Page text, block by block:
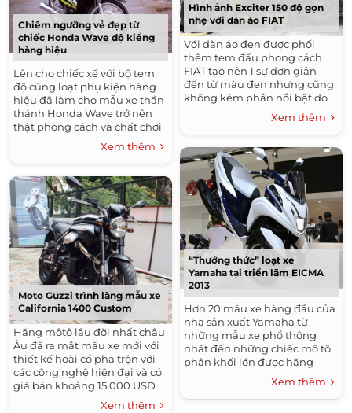
Chiêm ngưỡng vẻ đẹp từ
chiếc Honda Wave độ kiểng
hàng hiệu
Lên cho chiếc xế với bộ tem
độ cùng loạt phụ kiện hàng
hiệu đã làm cho mẫu xe thần
thánh Honda Wave trở nên
thật phong cách và chất chơi
hơn nhiều. Cùng chiêm
ngưỡng chiếc Wave độ cực
chất này...
Xem thêm
Moto Guzzi trình làng mẫu xe
California 1400 Custom
Hãng môtô lâu đời nhất châu
Âu đã ra mắt mẫu xe mới với
thiết kế hoài cổ pha trộn với
các công nghệ hiện đại và có
giá bán khoảng 15.000 USD
tại Mỹ. Moto Guzzi, với lịch sử
Xem thêm
Hình ảnh Exciter 150 độ gọn
nhẹ với dán áo FIAT
Với dàn áo đen được phối
thêm tem đấu phong cách
FIAT tạo nên 1 sự đơn giản
đến từ màu đen nhưng cũng
không kém phần nổi bật do
những tem được thiết kế trên
Xem thêm
“Thưởng thức” loạt xe
Yamaha tại triển lãm EICMA
2013
Hơn 20 mẫu xe hàng đầu của
nhà sản xuất Yamaha từ
những mẫu xe phổ thông
nhất đến những chiếc mô tô
phân khối lớn được hãng
Xem thêm